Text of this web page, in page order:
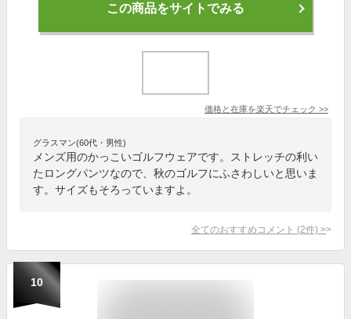
この商品をサイトでみる
価格と在庫を楽天でチェック >>
グラスマン(60代・男性)
メンズ用のかっこいゴルフウェアです。ストレッチの利い
たロングパンツなので、秋のゴルフにふさわしいと思いま
す。サイズもそろっていますよ。
全てのおすすめコメント (2件) >
10